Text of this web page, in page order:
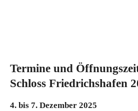
Termine und
Schloss Friedrichshafen
4. bis 7. Dezember 2025